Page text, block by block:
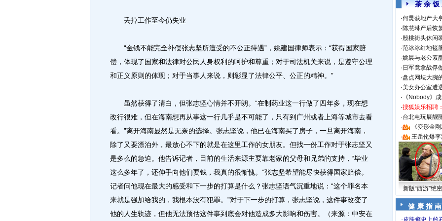
丢掉工作至今仍失业
“金钱不能完全补偿张志坚所遭受的不公正待遇”，姚建国律师表示：“获得国家赔
偿，体现了国家和法律对公民人身权利的呵护和尊重；对于司法机关来说，是遵守公理
和正义原则的体现；对于当事人来说，则彰显了法律公平、公正的精神。”
虽然获得了清白，但张志坚心情并不开朗。“在制药业这一行做了四年多，现在想
改行很难，但在海南想再从事这一行几乎是不可能了，只有到广州或者上海等城市去看
看。”离开海南显然是无奈的选择。张志坚说，他已在海南买了房子，一旦离开海南，
除了又要漂泊外，最放心不下的就是在这里工作的女朋友。但找一份工作对于张志坚又
是多么的急迫。他告诉记者，目前的生活来源主要靠老家的父母和兄弟的支持，“毕业
这么多年了，还伸手向他们要钱，我真的很惭愧。”张志坚希望能尽快获得国家赔偿。
记者问他现在最大的感受和下一步的打算是什么？张志坚语气沉重地说：“这个罪名本
来就是强加给我的，我根本没有犯罪。”对于下一步的打算，张志坚说，这件事改变了
他的人生轨迹，但他无法预估这件事到底会对他造成多大影响和伤害。（来源：中安在
茶 余 饭
·何炅获地产大
·陈慧琳产后恢
·殷桃街头休闲
·范冰冰红地毯
·姚晨与老公素
· 日军竟拿战俘
·盘点网坛大腕
·美女办公室遭
· 《Nobody》
·搜狐娱乐招聘
·台北电玩展靓
·
《变形金
·
王岳伦爆
新版“西游”绝
健 康 指 南